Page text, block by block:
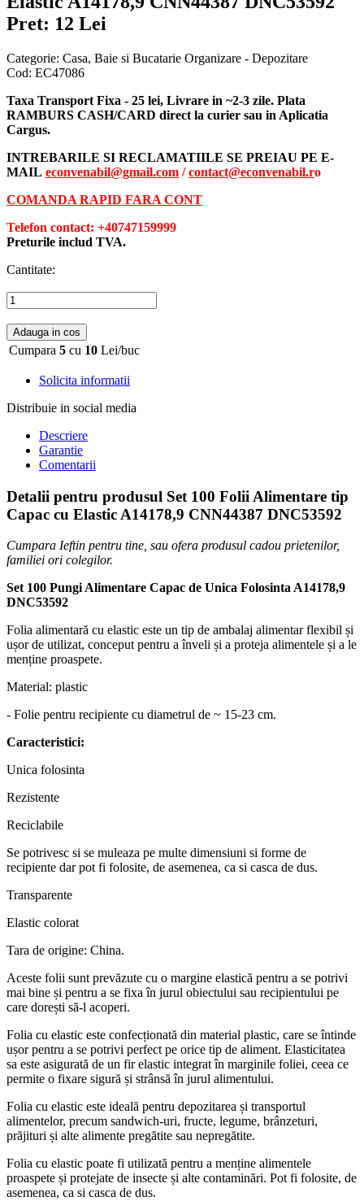
Pret: 12 Lei
Categorie: Casa, Baie si Bucatarie Organizare - Depozitare
Cod: EC47086
Taxa Transport Fixa - 25 lei, Livrare in ~2-3 zile. Plata
RAMBURS CASH/CARD direct la curier sau in Aplicatia
Cargus.
INTREBARILE SI RECLAMATIILE SE PREIAU PE E-
MAIL econvenabil@gmail.com /contact@econvenabil.ro
COMANDA RAPID FARA CONT
Telefon contact: +40747159999
Preturile includ TVA.
Cantitate:
Adauga in cos
Cumpara 5 cu 10 Lei/buc
Solicita informatii
Distribuie in social media
Descriere
Garantie
Comentarii
Detalii pentru produsul Set 100 Folii Alimentare tip
Capac cu Elastic A14178,9 CNN44387 DNC53592
Cumpara Ieftin pentru tine, sau ofera produsul cadou prietenilor,
familiei ori colegilor.
Set 100 Pungi Alimentare Capac de Unica Folosinta A14178,9
DNC53592
Folia alimentară cu elastic este un tip de ambalaj alimentar flexibil și
ușor de utilizat, conceput pentru a înveli și a proteja alimentele și a le
menține proaspete.
Material: plastic
- Folie pentru recipiente cu diametrul de ~ 15-23 cm.
Caracteristici:
Unica folosinta
Rezistente
Reciclabile
Se potrivesc si se muleaza pe multe dimensiuni si forme de
recipiente dar pot fi folosite, de asemenea, ca si casca de dus.
Transparente
Elastic colorat
Tara de origine: China.
Aceste folii sunt prevăzute cu o margine elastică pentru a se potrivi
mai bine și pentru a se fixa în jurul obiectului sau recipientului pe
care dorești să-l acoperi.
Folia cu elastic este confecționată din material plastic, care se întinde
ușor pentru a se potrivi perfect pe orice tip de aliment. Elasticitatea
sa este asigurată de un fir elastic integrat în marginile foliei, ceea ce
permite o fixare sigură și strânsă în jurul alimentului.
Folia cu elastic este ideală pentru depozitarea și transportul
alimentelor, precum sandwich-uri, fructe, legume, brânzeturi,
prăjituri și alte alimente pregătite sau nepregătite.
Folia cu elastic poate fi utilizată pentru a menține alimentele
proaspete și protejate de insecte și alte contaminări. Pot fi folosite, de
asemenea, ca si casca de dus.